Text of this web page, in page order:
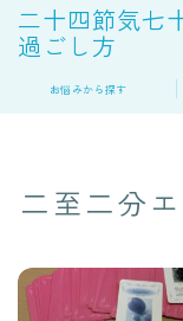
二十四節気七
過ごし方
お悩みから探す
二至二分